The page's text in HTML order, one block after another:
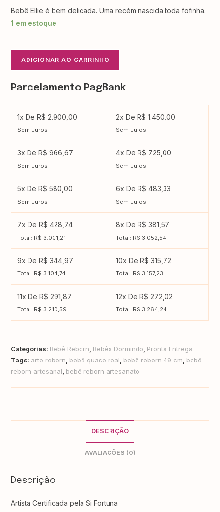
Bebê Ellie é bem delicada. Uma recém nascida toda fofinha.
1 em estoque
ADICIONAR AO CARRINHO
Parcelamento PagBank
1x De R$ 2.900,00
Sem Juros
2x De R$ 1.450,00
Sem Juros
3x De R$ 966,67
Sem Juros
4x De R$ 725,00
Sem Juros
5x De R$ 580,00
Sem Juros
6x De R$ 483,33
Sem Juros
7x De R$ 428,74
Total: R$ 3.001,21
8x De R$ 381,57
Total: R$ 3.052,54
9x De R$ 344,97
Total: R$ 3.104,74
10x De R$ 315,72
Total: R$ 3.157,23
11x De R$ 291,87
Total: R$ 3.210,59
12x De R$ 272,02
Total: R$ 3.264,24
Categorias: Bebê Reborn, Bebês Dormindo, Pronta Entrega
Tags: arte reborn, bebê quase real, bebê reborn 49 cm, bebê
reborn artesanal, bebê reborn artesanato
DESCRIÇÃO
AVALIAÇÕES (0)
Descrição
Artista Certificada pela Si Fortuna